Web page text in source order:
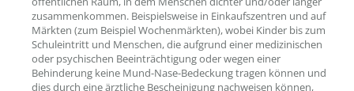
zusammenkommen. Beispielsweise in Einkaufszentren und auf
Märkten (zum Beispiel Wochenmärkten), wobei Kinder bis zum
Schuleintritt und Menschen, die aufgrund einer medizinischen
oder psychischen Beeinträchtigung oder wegen einer
Behinderung keine Mund-Nase-Bedeckung tragen können und
dies durch eine ärztliche Bescheinigung nachweisen können,